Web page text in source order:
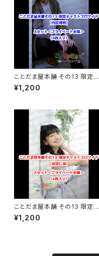
ことだま屋本舗 その13 限定キ
ャストブロマイド 【内匠靖明】A
セット
¥1,200
ことだま屋本舗 その13 限定キ
ャストブロマイド 【吉田仁美】A
セット
¥1,200